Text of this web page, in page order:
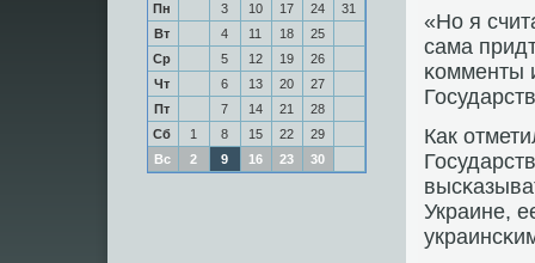
Пн 3 10 17 24
31
Вт
4 11 18
25
Ср
5 12 19
26
Чт
6 13 20
27
Пт
7 14 21
28
Сб
1 8 15 22
29
Вс
2 9 16 23 30
«Но я
сама
κомменты
Как
Украине,